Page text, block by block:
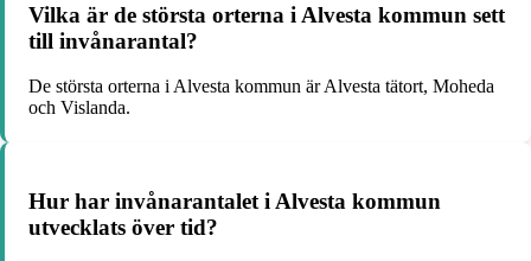
Vilka är de största orterna i Alvesta kommun sett
till invånarantal?
De största orterna i Alvesta kommun är Alvesta tätort, Moheda
och Vislanda.
Hur har invånarantalet i Alvesta kommun
utvecklats över tid?